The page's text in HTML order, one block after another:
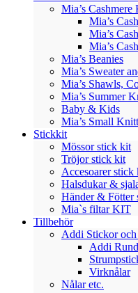
Mia’s
Mia’s
Mia’s
Mia’s
Mia’s Beanies
Mia’s Sweater
Mia’s Shawls,
Mia’s Summer
Baby & Kids
Mia’s Small
Stickkit
Mössor stick kit
Tröjor stick kit
Accesoarer stick
Halsdukar &
Händer & Fötter
Mia`s filtar KIT
Tillbehör
Addi Stickor
Addi
Virknålar
Nålar etc.